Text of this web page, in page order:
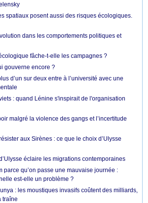
spatiaux posent aussi des risques écologiques.
dans les comportements politiques et
fâche-t-elle les campagnes ?
gouverne encore ?
d’un sur deux entre à l’université avec une
: quand Lénine s'inspirait de l'organisation
malgré la violence des gangs et l’incertitude
aux Sirènes : ce que le choix d’Ulysse
éclaire les migrations contemporaines
parce qu’on passe une mauvaise journée :
est-elle un problème ?
: les moustiques invasifs coûtent des milliards,
traîne